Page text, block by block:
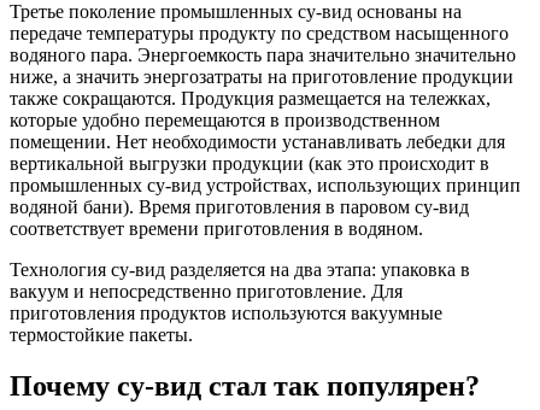
Третье поколение промышленных су-вид основаны на
передаче температуры продукту по средством насыщенного
водяного пара. Энергоемкость пара значительно значительно
ниже, а значить энергозатраты на приготовление продукции
также сокращаются. Продукция размещается на тележках,
которые удобно перемещаются в производственном
помещении. Нет необходимости устанавливать лебедки для
вертикальной выгрузки продукции (как это происходит в
промышленных су-вид устройствах, использующих принцип
водяной бани). Время приготовления в паровом су-вид
соответствует времени приготовления в водяном.
Технология су-вид разделяется на два этапа: упаковка в
вакуум и непосредственно приготовление. Для
приготовления продуктов используются вакуумные
термостойкие пакеты.
Почему су-вид стал так популярен?